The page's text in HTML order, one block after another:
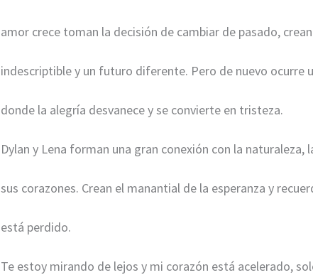
amor crece toman la decisión de cambiar de pasado,
indescriptible y un futuro diferente. Pero de nuevo ocurre
donde la alegría desvanece y se convierte en tristeza.
Dylan y Lena forman una gran conexión con la naturaleza,
sus corazones. Crean el manantial de la esperanza y
está perdido.
Te estoy mirando de lejos y mi corazón está acelerado,